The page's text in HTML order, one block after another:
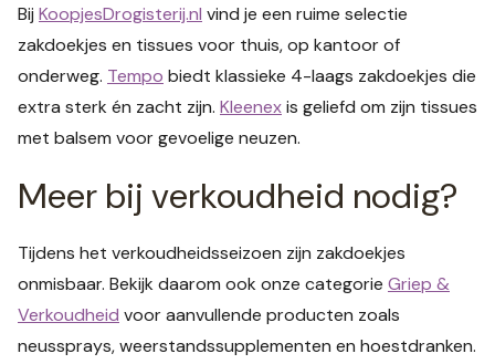
Bij KoopjesDrogisterij.nl vind je een ruime selectie
zakdoekjes en tissues voor thuis, op kantoor of
onderweg. Tempo biedt klassieke 4-laags zakdoekjes die
extra sterk én zacht zijn. Kleenexis geliefd om zijn tissues
met balsem voor gevoelige neuzen.
Meer bij verkoudheid nodig?
Tijdens het verkoudheidsseizoen zijn zakdoekjes
onmisbaar. Bekijk daarom ook onze categorie Griep &
Verkoudheid voor aanvullende producten zoals
neussprays, weerstandssupplementen en hoestdranken.